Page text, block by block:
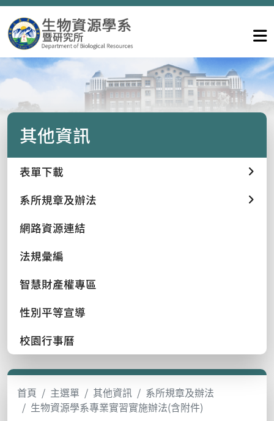
其他資訊
表單下載
系所規章及辦法
網路資源連結
法規彙編
智慧財產權專區
性別平等宣導
校園行事曆
首頁 主選單 其他資訊
系所規章及辦法
生物資源學系專業實習實施辦法(含附件)